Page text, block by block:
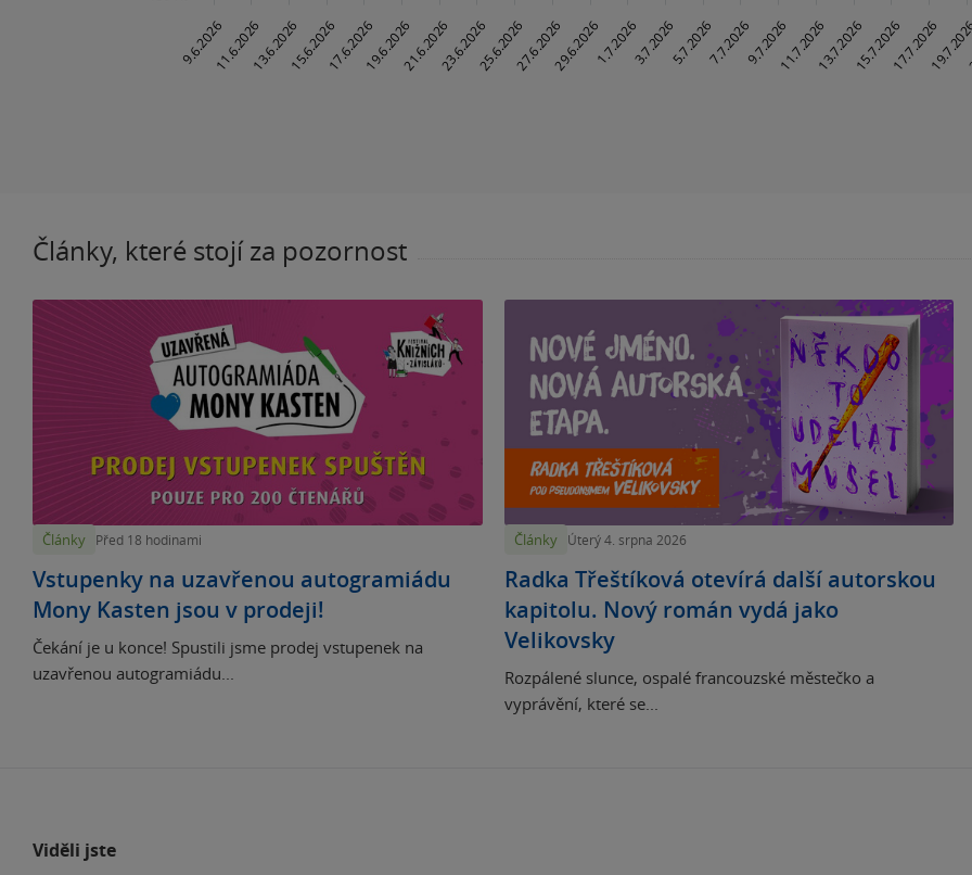
Články, které stojí za pozornost
Články Před 18 hodinami
Vstupenky na uzavřenou autogramiádu
Mony Kasten jsou v prodeji!
Čekání je u konce! Spustili jsme prodej vstupenek na
uzavřenou autogramiádu...
Články Úterý 4. srpna 2026
Radka Třeštíková otevírá další autorskou
kapitolu. Nový román vydá jako
Velikovsky
Rozpálené slunce, ospalé francouzské městečko a
vyprávění, které se...
Viděli jste